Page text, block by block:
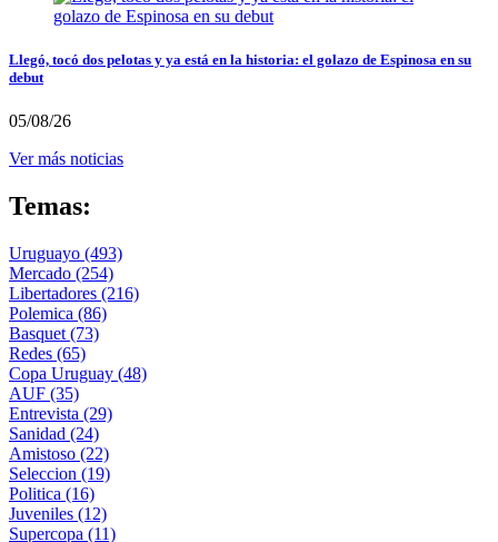
Llegó, tocó dos pelotas y ya está en la historia: el golazo de Espinosa en su
debut
05/08/26
Ver más noticias
Temas:
Uruguayo (493)
Mercado (254)
Libertadores (216)
Polemica (86)
Basquet (73)
Redes (65)
Copa Uruguay (48)
AUF (35)
Entrevista (29)
Sanidad (24)
Amistoso (22)
Seleccion (19)
Politica (16)
Juveniles (12)
Supercopa (11)